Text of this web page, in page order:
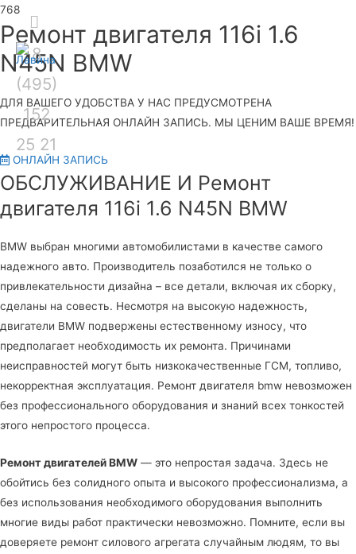
Секция
над
шапкой
8
(495)
152
25 21
Ремонт двигателя 116i 1.6
N45N BMW
ДЛЯ ВАШЕГО УДОБСТВА У НАС ПРЕДУСМОТРЕНА
ПРЕДВАРИТЕЛЬНАЯ ОНЛАЙН ЗАПИСЬ. МЫ ЦЕНИМ ВАШЕ ВРЕМЯ!
ОНЛАЙН ЗАПИСЬ
ОБСЛУЖИВАНИЕ И Ремонт
двигателя 116i 1.6 N45N BMW
BMW выбран многими автомобилистами в качестве самого
надежного авто. Производитель позаботился не только о
привлекательности дизайна – все детали, включая их сборку,
сделаны на совесть. Несмотря на высокую надежность,
двигатели BMW подвержены естественному износу, что
предполагает необходимость их ремонта. Причинами
неисправностей могут быть низкокачественные ГСМ, топливо,
некорректная эксплуатация. Ремонт двигателя bmw невозможен
без профессионального оборудования и знаний всех тонкостей
этого непростого процесса.
Ремонт двигателей BMW — это непростая задача. Здесь не
обойтись без солидного опыта и высокого профессионализма, а
без использования необходимого оборудования выполнить
многие виды работ практически невозможно. Помните, если вы
доверяете ремонт силового агрегата случайным людям, то вы